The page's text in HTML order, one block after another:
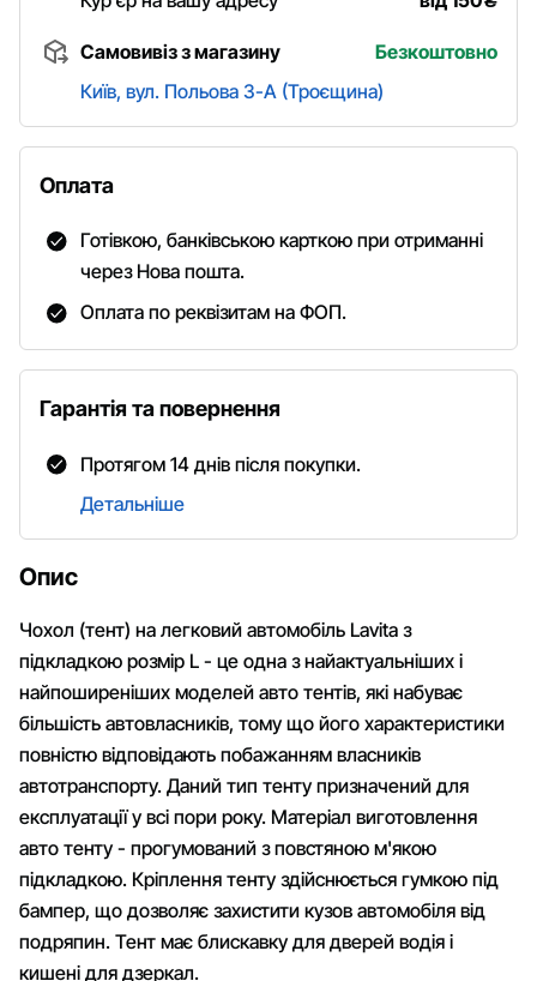
Опис
Чохол (тент) на легковий автомобіль Lavita з
підкладкою розмір L - це одна з найактуальніших і
найпоширеніших моделей авто тентів, які набуває
більшість автовласників, тому що його характеристики
повністю відповідають побажанням власників
автотранспорту. Даний тип тенту призначений для
експлуатації у всі пори року. Матеріал виготовлення
авто тенту - прогумований з повстяною м'якою
підкладкою. Кріплення тенту здійснюється гумкою під
бампер, що дозволяє захистити кузов автомобіля від
подряпин. Тент має блискавку для дверей водія і
кишені для дзеркал.
Самовивіз з магазину
Безкоштовно
Київ, вул. Польова 3-А (Троєщина)
Оплата
Готівкою, банківською карткою при отриманні
через Нова пошта.
Оплата по реквізитам на ФОП.
Гарантія та повернення
Протягом 14 днів після покупки.
Детальніше